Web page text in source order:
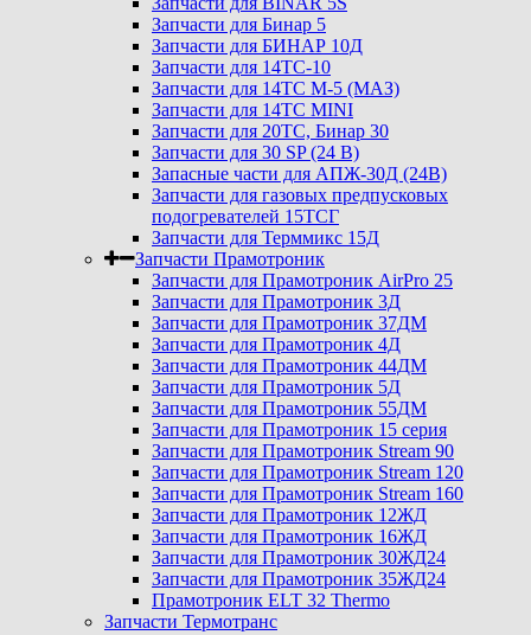
Запчасти для Бинар 5
Запчасти для БИНАР 10Д
Запчасти для 14ТС-10
Запчасти для 14ТС М-5 (МАЗ)
Запчасти для 14ТС MINI
Запчасти для 20ТС, Бинар 30
Запчасти для 30 SP (24 В)
Запасные части для АПЖ-30Д (24В)
Запчасти для газовых предпусковых
подогревателей 15ТСГ
Запчасти для Терммикс 15Д
Запчасти Прамотроник
Запчасти для Прамотроник AirPro 25
Запчасти для Прамотроник 3Д
Запчасти для Прамотроник 37ДМ
Запчасти для Прамотроник 4Д
Запчасти для Прамотроник 44ДМ
Запчасти для Прамотроник 5Д
Запчасти для Прамотроник 55ДМ
Запчасти для Прамотроник 15 серия
Запчасти для Прамотроник Stream 90
Запчасти для Прамотроник Stream 120
Запчасти для Прамотроник Stream 160
Запчасти для Прамотроник 12ЖД
Запчасти для Прамотроник 16ЖД
Запчасти для Прамотроник 30ЖД24
Запчасти для Прамотроник 35ЖД24
Прамотроник ELT 32 Thermo
Запчасти Термотранс